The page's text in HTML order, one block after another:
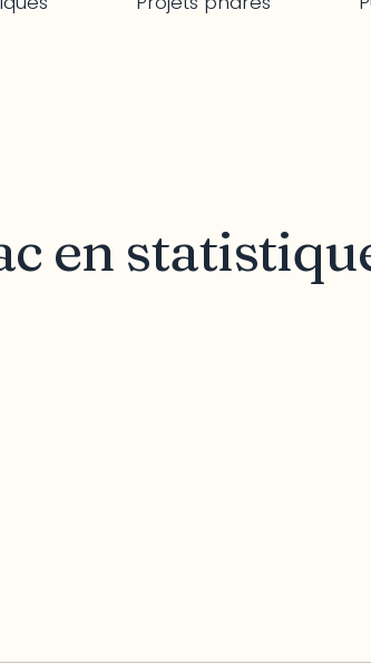
en